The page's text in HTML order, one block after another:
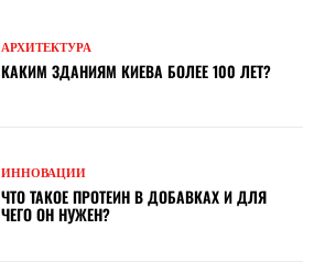
АРХИТЕКТУРА
КАКИМ ЗДАНИЯМ КИЕВА БОЛЕЕ 100 ЛЕТ?
ИННОВАЦИИ
ЧТО ТАКОЕ ПРОТЕИН В ДОБАВКАХ И ДЛЯ
ЧЕГО ОН НУЖЕН?